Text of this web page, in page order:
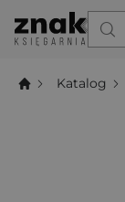
Katalog